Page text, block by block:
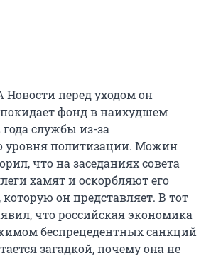
перед уходом он
фонд в наихудшем
года службы из-за
уровня политизации. Можин
что на заседаниях совета
хамят и оскорбляют его
он представляет. В тот
что российская экономика
беспрецедентных санкций
загадкой, почему она не